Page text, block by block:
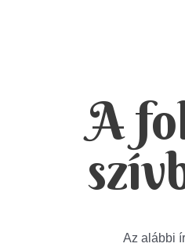
A
Az alábbi